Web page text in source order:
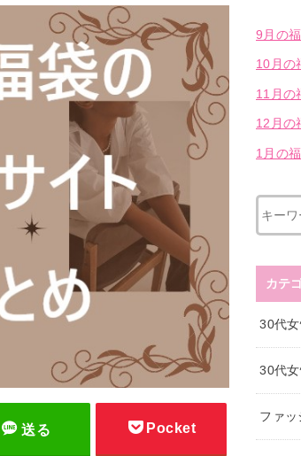
送る Pocket
9月の
10月の
11月の
12月の
1月の
カテ
30代
30代
ファッ